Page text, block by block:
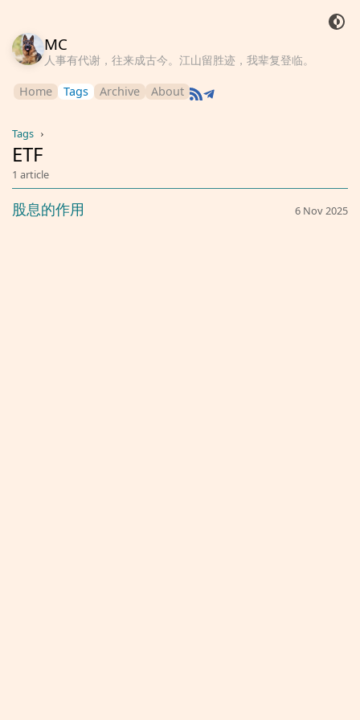
MC
人事有代谢，往来成古今。江山留胜迹，我辈复登临。
Home Tags Archive About
Tags ›
ETF
1 article
股息的作用 6 Nov 2025